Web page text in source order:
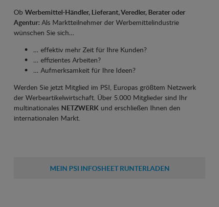
Ob Werbemittel-Händler, Lieferant, Veredler, Berater oder
Agentur: Als Marktteilnehmer der Werbemittelindustrie
wünschen Sie sich…
… effektiv mehr Zeit für Ihre Kunden?
… effizientes Arbeiten?
… Aufmerksamkeit für Ihre Ideen?
Werden Sie jetzt Mitglied im PSI, Europas größtem Netzwerk
der Werbeartikelwirtschaft. Über 5.000 Mitglieder sind Ihr
multinationales NETZWERK und erschließen Ihnen den
internationalen Markt.
MEIN PSI INFOSHEET RUNTERLADEN